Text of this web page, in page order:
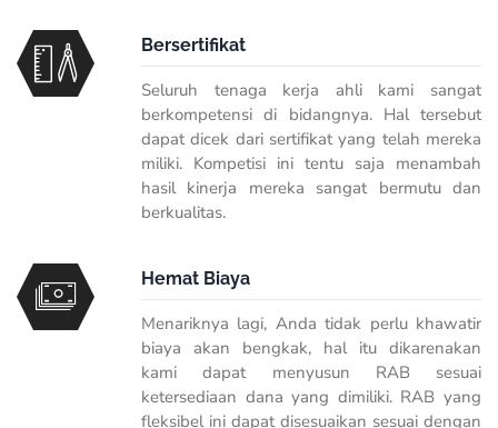
Bersertifikat
Seluruh tenaga kerja ahli kami sangat
berkompetensi di bidangnya. Hal tersebut
dapat dicek dari sertifikat yang telah mereka
miliki. Kompetisi ini tentu saja menambah
hasil kinerja mereka sangat bermutu dan
berkualitas.
Hemat Biaya
Menariknya lagi, Anda tidak perlu khawatir
biaya akan bengkak, hal itu dikarenakan
kami dapat menyusun RAB sesuai
ketersediaan dana yang dimiliki. RAB yang
fleksibel ini dapat disesuaikan sesuai dengan